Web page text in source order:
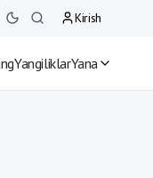
Kirish
YangiliklarYana